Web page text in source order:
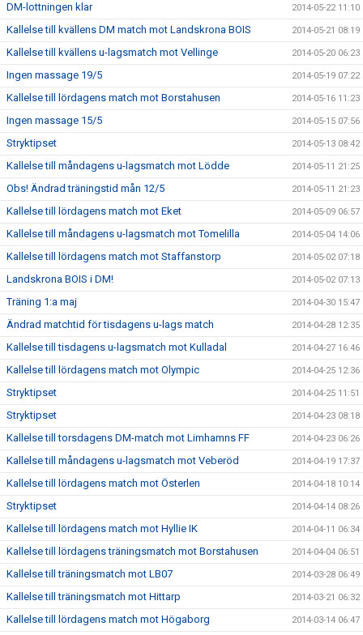
DM-lottningen klar 2014-05-22 11:10
Kallelse till kvällens DM match mot Landskrona BOIS 2014-05-21 08:19
Kallelse till kvällens u-lagsmatch mot Vellinge 2014-05-20 06:23
Ingen massage 19/5 2014-05-19 07:22
Kallelse till lördagens match mot Borstahusen 2014-05-16 11:23
Ingen massage 15/5 2014-05-15 07:56
Stryktipset 2014-05-13 08:42
Kallelse till måndagens u-lagsmatch mot Lödde 2014-05-11 21:25
Obs! Ändrad träningstid mån 12/5 2014-05-11 21:23
Kallelse till lördagens match mot Eket 2014-05-09 06:57
Kallelse till måndagens u-lagsmatch mot Tomelilla 2014-05-04 14:06
Kallelse till lördagens match mot Staffanstorp 2014-05-02 07:18
Landskrona BOIS i DM! 2014-05-02 07:13
Träning 1:a maj 2014-04-30 15:47
Ändrad matchtid för tisdagens u-lags match 2014-04-28 12:35
Kallelse till tisdagens u-lagsmatch mot Kulladal 2014-04-27 16:46
Kallelse till lördagens match mot Olympic 2014-04-25 12:36
Stryktipset 2014-04-25 11:51
Stryktipset 2014-04-23 08:18
Kallelse till torsdagens DM-match mot Limhamns FF 2014-04-23 06:26
Kallelse till måndagens u-lagsmatch mot Veberöd 2014-04-19 17:37
Kallelse till lördagens match mot Österlen 2014-04-18 10:14
Stryktipset 2014-04-14 08:26
Kallelse till lördagens match mot Hyllie IK 2014-04-11 06:34
Kallelse till lördagens träningsmatch mot Borstahusen 2014-04-04 06:51
Kallelse till träningsmatch mot LB07 2014-03-28 06:49
Kallelse till träningsmatch mot Hittarp 2014-03-21 06:32
Kallelse till lördagens match mot Högaborg 2014-03-14 06:47